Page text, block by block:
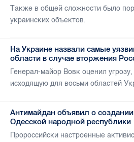
Также в общей сложности было
украинских объектов.
На Украине назвали самые
области в случае вторжения
Генерал-майор Вовк оценил угрозу,
исходящую для восьми областей
Антимайдан объявил о создании
Одесской народной республики
Пророссийски настроенные